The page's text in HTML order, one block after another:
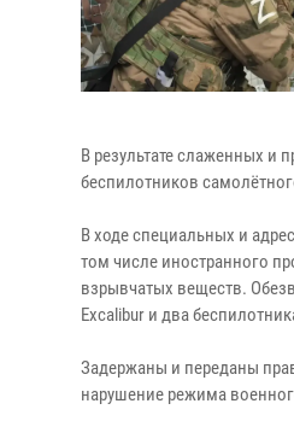
В результате слаженных и
беспилотников
В ходе специальных и
том числе иностранного
взрывчатых веществ.
Excalibur и два
Задержаны и переданы
нарушение режима